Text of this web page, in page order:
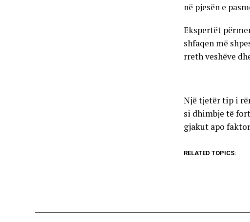
në pjesën e
Ekspertët
shfaqen më
rreth veshëve
Një tjetër tip i
si dhimbje të
gjakut apo
RELATED TOPICS: